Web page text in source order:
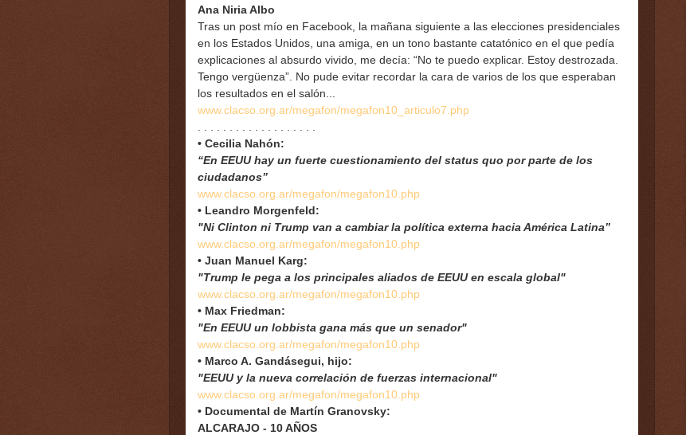
Ana Niria Albo
Tras un post mío en Facebook, la mañana siguiente a las elecciones presidenciales
en los Estados Unidos, una amiga, en un tono bastante catatónico en el que pedía
explicaciones al absurdo vivido, me decía: “No te puedo explicar. Estoy destrozada.
Tengo vergüenza”. No pude evitar recordar la cara de varios de los que esperaban
los resultados en el salón...
www.clacso.org.ar/megafon/megafon10_articulo7.php
• Cecilia Nahón:
“En EEUU hay un fuerte cuestionamiento del status quo por parte de los
ciudadanos”
www.clacso.org.ar/megafon/megafon10.php
• Leandro Morgenfeld:
"Ni Clinton ni Trump van a cambiar la política externa hacia América Latina”
www.clacso.org.ar/megafon/megafon10.php
• Juan Manuel Karg:
"Trump le pega a los principales aliados de EEUU en escala global"
www.clacso.org.ar/megafon/megafon10.php
• Max Friedman:
"En EEUU un lobbista gana más que un senador"
www.clacso.org.ar/megafon/megafon10.php
• Marco A. Gandásegui, hijo:
"EEUU y la nueva correlación de fuerzas internacional"
www.clacso.org.ar/megafon/megafon10.php
• Documental de Martín Granovsky:
ALCARAJO - 10 AÑOS